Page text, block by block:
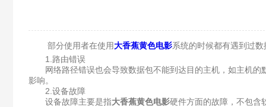
部分使用者在使用大香蕉黄色电影系统的时候都有遇到过数
1.路由错误
网络路径错误也会导致数据包不能到达目的主机，如主机的默
影响。
2.设备故障
设备故障主要是指大香蕉黄色电影硬件方面的故障，不包含